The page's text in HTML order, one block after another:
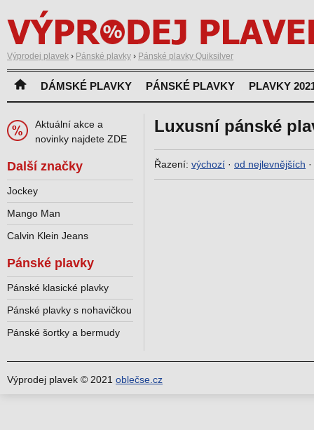
Výprodej plavek › Pánské plavky › Pánské plavky Quiksilver
DÁMSKÉ PLAVKY PÁNSKÉ PLAVKY PLAVKY
Luxusní pánské
Řazení: výchozí · od nejlevnějších ·
Aktuální akce a
novinky najdete ZDE
Další značky
Jockey
Mango Man
Calvin Klein Jeans
Pánské plavky
Pánské klasické plavky
Pánské plavky s nohavičkou
Pánské šortky a bermudy
Výprodej plavek © 2021 oblečse.cz